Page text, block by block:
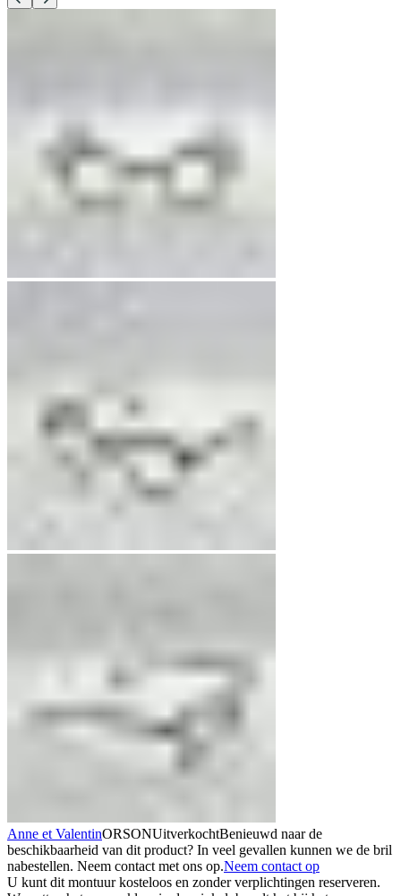
Anne et ValentinORSONUitverkochtBenieuwd naar de
beschikbaarheid van dit product? In veel gevallen kunnen we de bril
nabestellen. Neem contact met ons op.Neem contact op
U kunt dit montuur kosteloos en zonder verplichtingen reserveren.